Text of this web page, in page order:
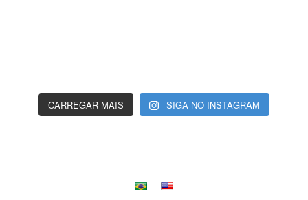
CARREGAR MAIS SIGA NO INSTAGRAM